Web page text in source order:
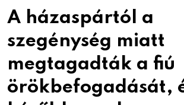
A házaspártól a
szegénység miatt
megtagadták a fiú
örökbefogadását,